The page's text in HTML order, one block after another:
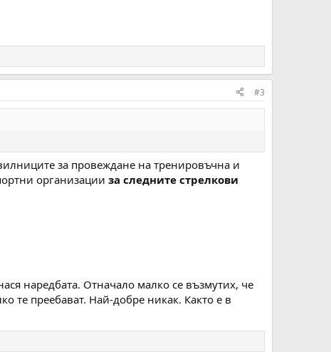
#3
за провеждане на тренировъчна и
организации за следните стрелкови
наредбата. Отначало малко се възмутих, че
те преебават. Най-добре никак. Както е в